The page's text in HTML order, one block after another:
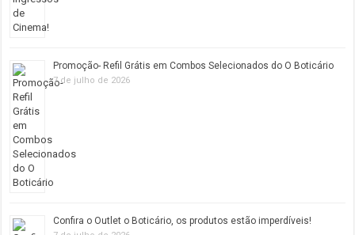
Promoção- Refil Grátis em Combos Selecionados do O Boticário
7 de julho de 2026
Confira o Outlet o Boticário, os produtos estão imperdíveis!